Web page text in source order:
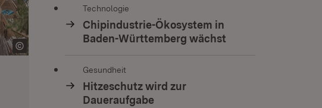
Technologie
Chipindustrie-Ökosystem in
Baden-Württemberg wächst
Gesundheit
Hitzeschutz wird zur
Daueraufgabe